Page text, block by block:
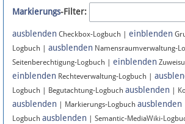
Bluesky
Facebook
Instagram
Anmelden
Markierungs-Filter:
ausblenden Checkbox-Logbuch | einblenden
Logbuch | ausblenden Namensraumverwaltung-
Seitenberechtigung-Logbuch | einblenden
einblenden Rechteverwaltung-Logbuch |
Logbuch | Begutachtung-Logbuch ausblenden |
ausblenden | Markierungs-Logbuch ausblenden
Logbuch ausblenden | Semantic-MediaWiki-